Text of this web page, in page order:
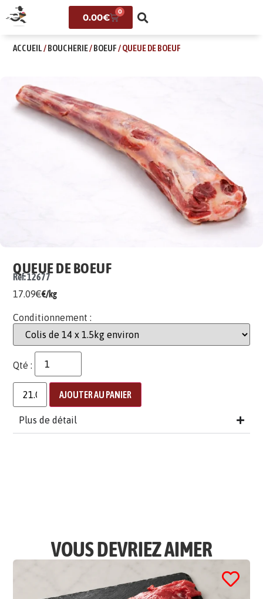
0.00€
0
ACCUEIL/BOUCHERIE/BOEUF/ QUEUE DE BOEUF
QUEUE DE BOEUF
Ref: 12677
17.09€€/kg
Conditionnement :
Qté :
AJOUTER AU PANIER
Plus de détail
VOUS DEVRIEZ AIMER